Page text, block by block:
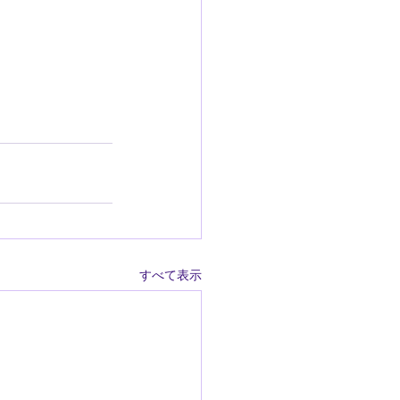
すべて表示